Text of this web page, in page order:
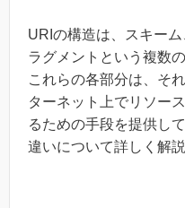
URIの構造は、スキー
ラグメントという複数
これらの各部分は、そ
ターネット上でリソー
るための手段を提供し
違いについて詳しく解